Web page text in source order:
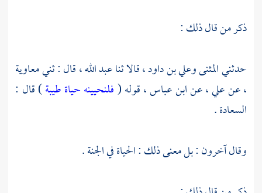
ذكر من قال ذلك :
حدثني المثنىوعلي بن داود ،قالا ثناعبد الله ،قال : ثنيمعاوية
،عنعلي ،عنابن عباس ،قوله (فلنحيينه حياة طيبة) قال :
السعادة .
وقال آخرون : بل معنى ذلك : الحياة في الجنة .